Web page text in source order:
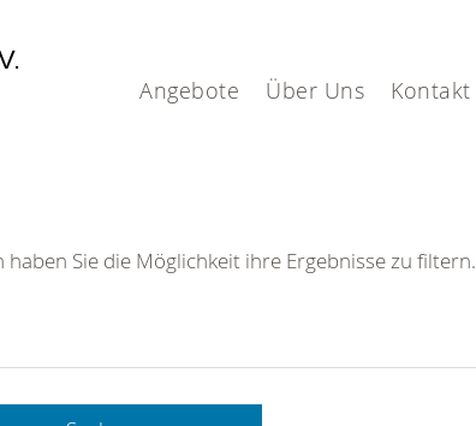
Angebote Über Uns Kontakt
Sie die Möglichkeit ihre Ergebnisse zu filtern.